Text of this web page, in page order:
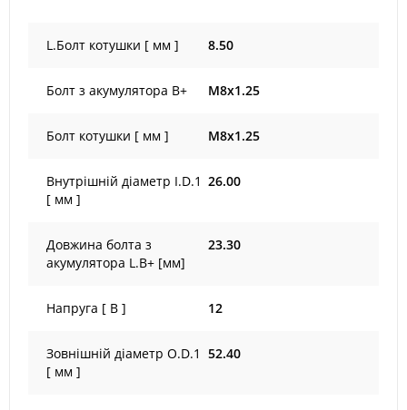
L.Болт котушки [ мм ] 8.50
Болт з акумулятора B+ M8x1.25
Болт котушки [ мм ] M8x1.25
Внутрішній діаметр I.D.1
[ мм ]
26.00
Довжина болта з
акумулятора L.B+ [мм]
23.30
Напруга [ В ] 12
Зовнішній діаметр O.D.1
[ мм ]
52.40